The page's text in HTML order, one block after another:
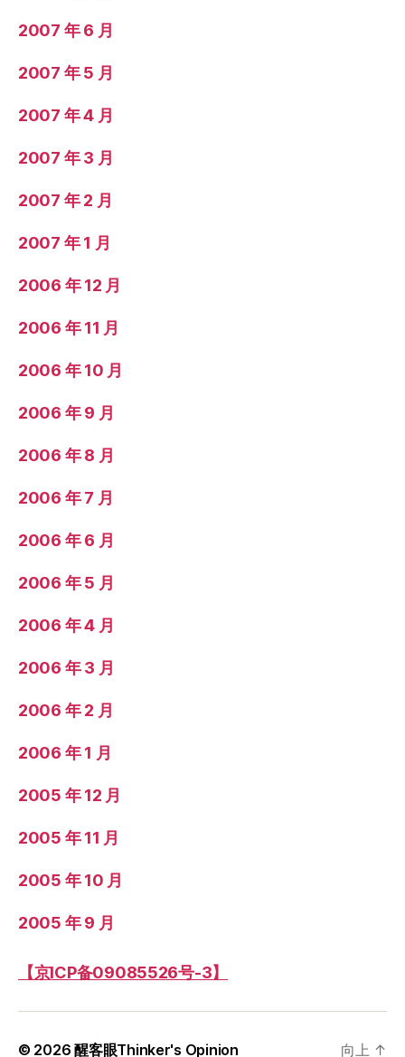
2007 年 6 月
2007 年 5 月
2007 年 4 月
2007 年 3 月
2007 年 2 月
2007 年 1 月
2006 年 12 月
2006 年 11 月
2006 年 10 月
2006 年 9 月
2006 年 8 月
2006 年 7 月
2006 年 6 月
2006 年 5 月
2006 年 4 月
2006 年 3 月
2006 年 2 月
2006 年 1 月
2005 年 12 月
2005 年 11 月
2005 年 10 月
2005 年 9 月
【京ICP备09085526号-3】
© 2026醒客眼Thinker's Opinion 向上 ↑